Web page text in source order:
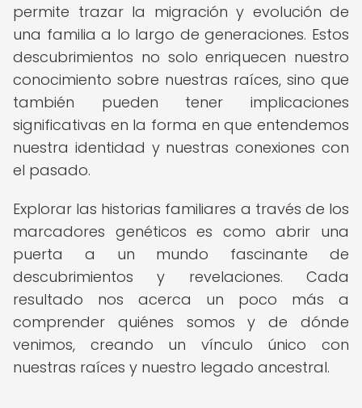
permite trazar la migración y evolución de
una familia a lo largo de generaciones. Estos
descubrimientos no solo enriquecen nuestro
conocimiento sobre nuestras raíces, sino que
también pueden tener implicaciones
significativas en la forma en que entendemos
nuestra identidad y nuestras conexiones con
el pasado.
Explorar las historias familiares a través de los
marcadores genéticos es como abrir una
puerta a un mundo fascinante de
descubrimientos y revelaciones. Cada
resultado nos acerca un poco más a
comprender quiénes somos y de dónde
venimos, creando un vínculo único con
nuestras raíces y nuestro legado ancestral.